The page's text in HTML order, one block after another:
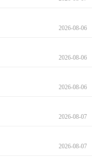
2026-08-06
2026-08-06
2026-08-06
2026-08-07
2026-08-07